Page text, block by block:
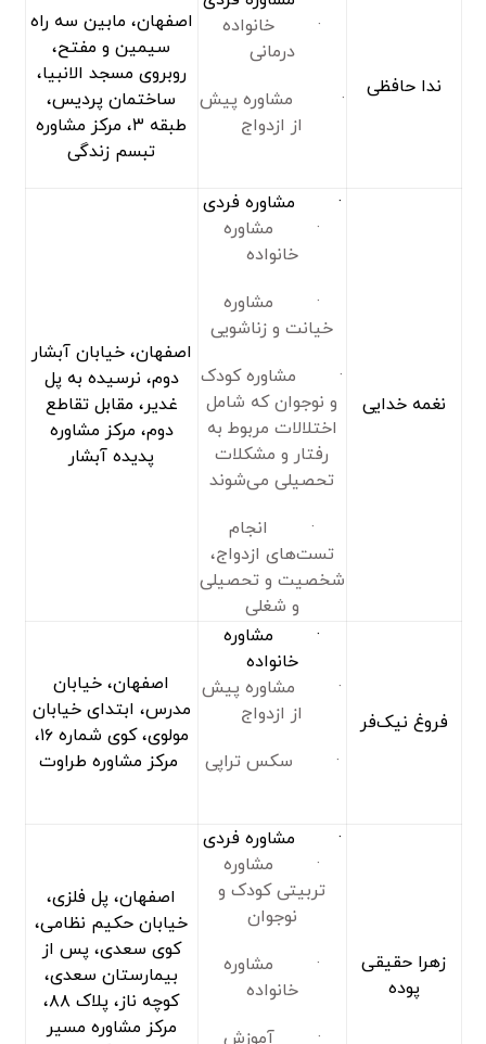
ندا حافظی
· خانواده
درمانی
· مشاوره پیش
از ازدواج
اصفهان، مابین سه راه
سیمین و مفتح،
روبروی مسجد الانبیا،
ساختمان پردیس،
طبقه ۳، مرکز مشاوره
تبسم زندگی
نغمه خدایی
· مشاوره فردی
· مشاوره
خانواده
· مشاوره
خیانت و زناشویی
· مشاوره کودک
و نوجوان که شامل
اختلالات مربوط به
رفتار و مشکلات
تحصیلی می‌شوند
· انجام
تست‌های ازدواج،
شخصیت و تحصیلی
و شغلی
اصفهان، خیابان آبشار
دوم، نرسیده به پل
غدیر، مقابل تقاطع
دوم، مرکز مشاوره
پدیده آبشار
فروغ نیک‌فر
· مشاوره
خانواده
· مشاوره پیش
از ازدواج
· سکس تراپی
اصفهان، خیابان
مدرس، ابتدای خیابان
مولوی، کوی شماره ۱۶،
مرکز مشاوره طراوت
زهرا حقیقی
پوده
· مشاوره فردی
· مشاوره
تربیتی کودک و
نوجوان
· مشاوره
خانواده
· آموزش
اصفهان، پل فلزی،
خیابان حکیم نظامی،
کوی سعدی، پس از
بیمارستان سعدی،
کوچه ناز، پلاک ۸۸،
مرکز مشاوره مسیر